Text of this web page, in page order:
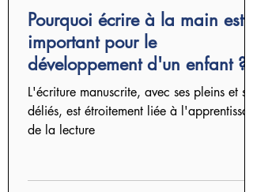
Pourquoi écrire à la main est si
important pour le
développement d'un enfant ?
L'écriture manuscrite, avec ses pleins et ses
déliés, est étroitement liée à
de la lecture